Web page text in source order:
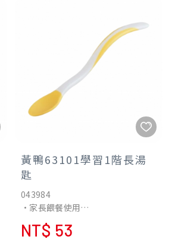
黃鴨63101學習1階長湯
匙
043984
•家長餵餐使用
•柔軟材質，不用擔心碰傷寶寶嘴
部。能清楚看到寶寶的嘴部的曲
NT$ 53